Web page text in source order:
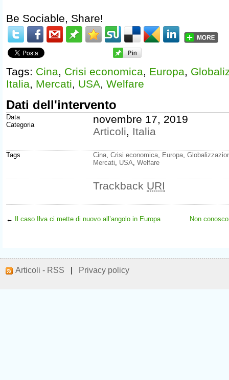
Be Sociable, Share!
Tags: Cina Crisi economica Europa
Italia
Mercati USA Welfare
Dati dell'intervento
Data
Categoria
novembre 17, 2019
Articoli
Italia
Tags Cina Crisi economica Europa
Mercati
USA Welfare
Trackback URI
← Il caso Ilva ci mette di nuovo all’angolo in Europa Non
Articoli - RSS Privacy policy